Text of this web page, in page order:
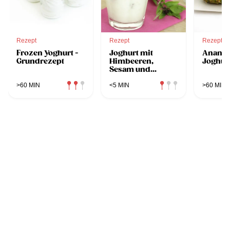
Rezept
Frozen Yoghurt -
Grundrezept
>60 MIN
Rezept
Joghurt mit
Himbeeren,
Sesam und
<5 MIN
Rezept
>60 MIN